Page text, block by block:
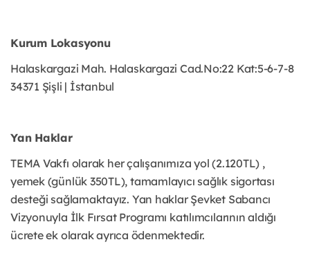
Kurum Lokasyonu
Halaskargazi Mah. Halaskargazi Cad.No:22 Kat:5-6-7-8
34371 Şişli | İstanbul
Yan Haklar
TEMA Vakfı olarak her çalışanımıza yol (2.120TL) ,
yemek (günlük 350TL), tamamlayıcı sağlık sigortası
desteği sağlamaktayız. Yan haklar Şevket Sabancı
Vizyonuyla İlk Fırsat Programı katılımcılarının aldığı
ücrete ek olarak ayrıca ödenmektedir.